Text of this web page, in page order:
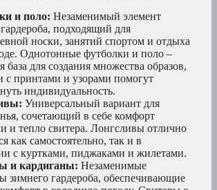
и поло: Незаменимый элемент
подходящий для
носки, занятий спортом и отдыха
Однотонные футболки и поло –
база для создания множества образов,
с принтами и узорами помогут
индивидуальность.
Универсальный вариант для
сочетающий в себе комфорт
и тепло свитера. Лонгсливы отлично
как самостоятельно, так и в
с куртками, пиджаками и жилетами.
и кардиганы: Незаменимые
зимнего гардероба, обеспечивающие